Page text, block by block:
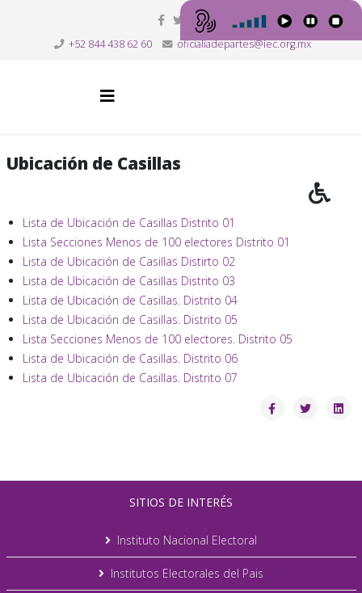
+52 844 438 62 60 oficialiadepartes@iec.org.mx
Ubicación de Casillas
Lista de Ubicación de Casillas Distrito 01
Lista Secciones Menos de 100 electores Distrito 01
Lista de Ubicación de Casillas Distirto 02
Lista de Ubicación de Casillas Distrito 03
Lista de Ubicación de Casillas. Distrito 04
Lista de Ubicación de Casillas. Distrito 05
Lista Secciones Menos de 100 electores. Distrito 05
Lista de Ubicación de Casillas. Distrito 06
Lista de Ubicación de Casillas. Distrito 07
SITIOS DE INTERÉS
Instituto Nacional Electoral
Institutos Electorales del Pais